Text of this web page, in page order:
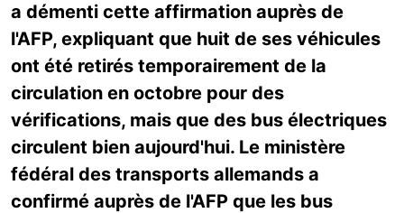
a démenti cette affirmation auprès de
l'AFP, expliquant que huit de ses véhicules
ont été retirés temporairement de la
circulation en octobre pour des
vérifications, mais que des bus électriques
circulent bien aujourd'hui. Le ministère
fédéral des transports allemands a
confirmé auprès de l'AFP que les bus